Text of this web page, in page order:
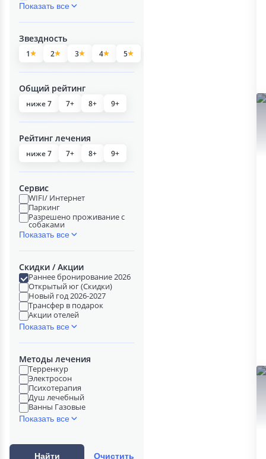
Показать все
Звездность
1 2 3 4 5
Общий рейтинг
ниже 7 7+ 8+ 9+
Рейтинг лечения
ниже 7 7+ 8+ 9+
Сервис
WIFI/ Интернет
Паркинг
Разрешено проживание с
собаками
Показать все
Скидки / Акции
Раннее бронирование 2026
Открытый юг (Скидки)
Новый год 2026-2027
Трансфер в подарок
Акции отелей
Показать все
Методы лечения
Терренкур
Электросон
Психотерапия
Душ лечебный
Ванны Газовые
Показать все
Найти Очистить